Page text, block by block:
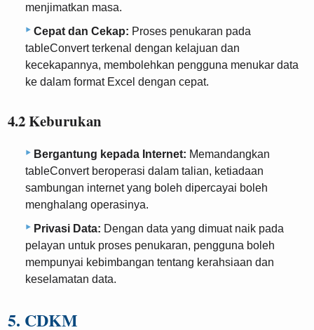
menjimatkan masa.
Cepat dan Cekap: Proses penukaran pada
tableConvert terkenal dengan kelajuan dan
kecekapannya, membolehkan pengguna menukar data
ke dalam format Excel dengan cepat.
4.2 Keburukan
Bergantung kepada Internet: Memandangkan
tableConvert beroperasi dalam talian, ketiadaan
sambungan internet yang boleh dipercayai boleh
menghalang operasinya.
Privasi Data: Dengan data yang dimuat naik pada
pelayan untuk proses penukaran, pengguna boleh
mempunyai kebimbangan tentang kerahsiaan dan
keselamatan data.
5. CDKM